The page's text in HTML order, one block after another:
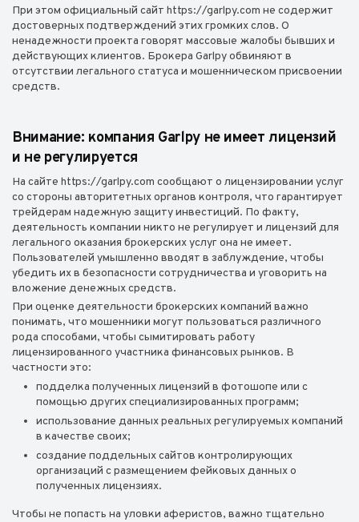
При этом официальный сайт https://garlpy.com не содержит
достоверных подтверждений этих громких слов. О
ненадежности проекта говорят массовые жалобы бывших и
действующих клиентов. Брокера Garlpy обвиняют в
отсутствии легального статуса и мошенническом присвоении
средств.
Внимание: компания Garlpy не имеет лицензий
и не регулируется
На сайте https://garlpy.com сообщают о лицензировании услуг
со стороны авторитетных органов контроля, что гарантирует
трейдерам надежную защиту инвестиций. По факту,
деятельность компании никто не регулирует и лицензий для
легального оказания брокерских услуг она не имеет.
Пользователей умышленно вводят в заблуждение, чтобы
убедить их в безопасности сотрудничества и уговорить на
вложение денежных средств.
При оценке деятельности брокерских компаний важно
понимать, что мошенники могут пользоваться различного
рода способами, чтобы сымитировать работу
лицензированного участника финансовых рынков. В
частности это:
подделка полученных лицензий в фотошопе или с
помощью других специализированных программ;
использование данных реальных регулируемых компаний
в качестве своих;
создание поддельных сайтов контролирующих
организаций с размещением фейковых данных о
полученных лицензиях.
Чтобы не попасть на уловки аферистов, важно тщательно